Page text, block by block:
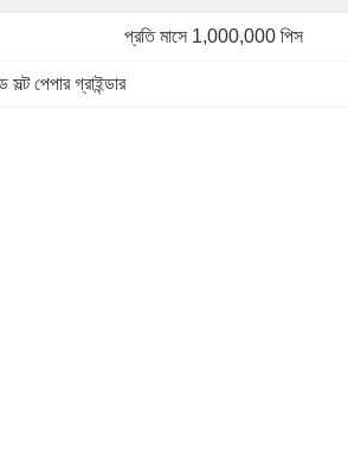
প্রতি মাসে 1,000,000 পিস
সল্ট পেপার গ্রাইন্ডার